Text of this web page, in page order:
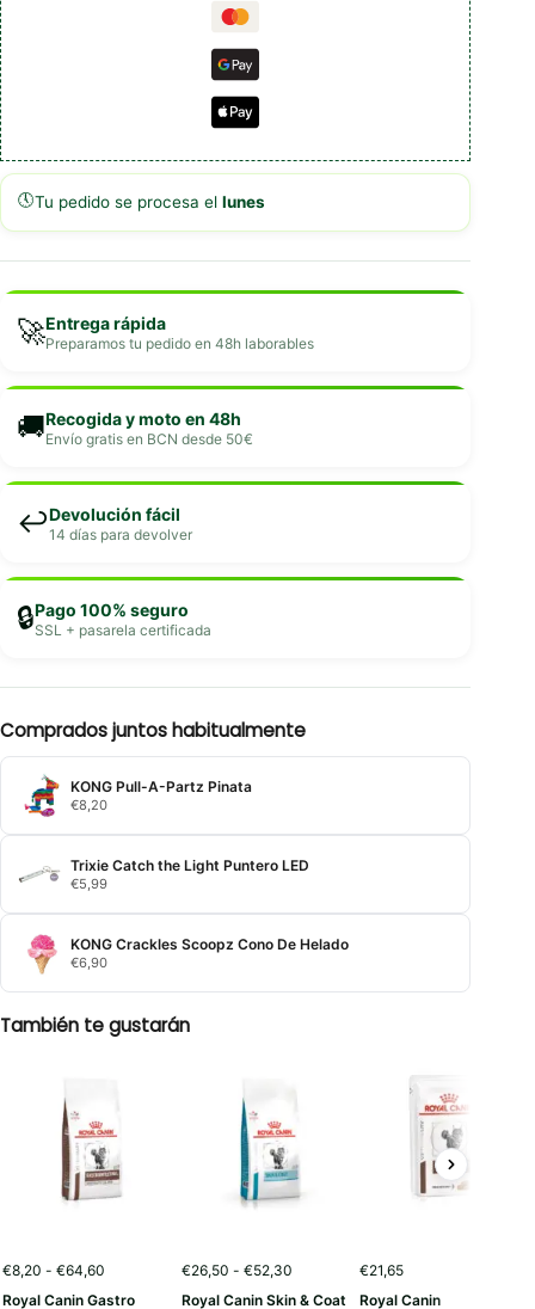
🕔Tu pedido se procesa el lunes
🚀Entrega rápida
Preparamos tu pedido en 48h laborables
🚚Recogida y moto en 48h
Envío gratis en BCN desde 50€
↩️Devolución fácil
14 días para devolver
🔒Pago 100% seguro
SSL + pasarela certificada
Comprados juntos habitualmente
KONG Pull-A-Partz Pinata
€8,20
Trixie Catch the Light Puntero LED
€5,99
KONG Crackles Scoopz Cono De Helado
€6,90
También te gustarán
€8,20 - €64,60
precios:
Royal Canin Gastro
€26,50 - €52,30Rango
precios:
Royal Canin Skin & Coat
€21,65
Royal Canin